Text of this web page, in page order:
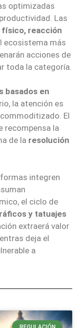
optimizadas
Las
físico, reacción
ecosistema más
acciones de
toda la categoría.
basados en
la atención es
El
recompensa la
de la resolución
integren
el ciclo de
y tatuajes
extraerá valor
deja el
a